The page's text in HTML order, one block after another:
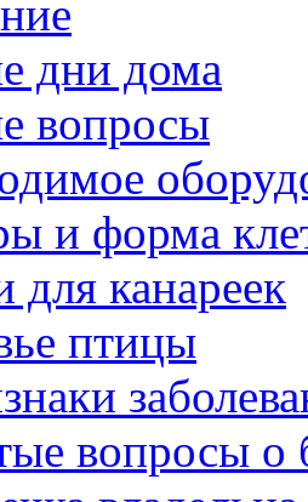
дни дома
вопросы
и форма
для канареек
птицы
вопросы о